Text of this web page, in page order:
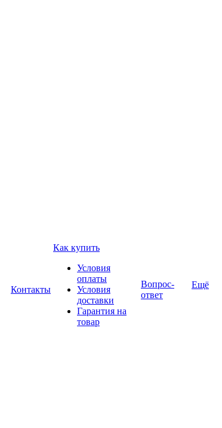
Контакты
Как купить
Условия
оплаты
Условия
доставки
Гарантия на
товар
Вопрос-
ответ
Ещё